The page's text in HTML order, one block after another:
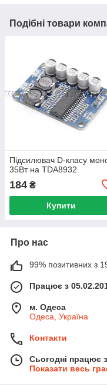
Подібні товари
Підсилювач D-класу
35Вт на TDA8932
184 ₴
Купити
Про нас
99% позитивних з
Працює з
м. Одеса
Одеса, Україна
Контакти
Сьогодні працює
Показати весь